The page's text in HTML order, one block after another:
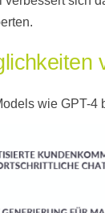
wie GPT-